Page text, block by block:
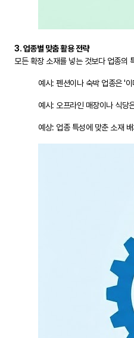
3. 업종별 맞춤 활용 전략
모든 확장 소재를 넣는 것보다 업종의
예시: 펜션이나 숙박 업종은 '
예시: 오프라인 매장이나 식당
예상: 업종 특성에 맞춘 소재